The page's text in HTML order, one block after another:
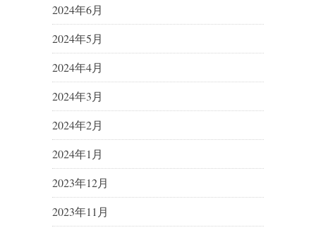
2024年6月
2024年5月
2024年4月
2024年3月
2024年2月
2024年1月
2023年12月
2023年11月